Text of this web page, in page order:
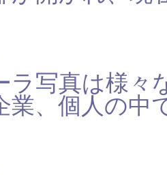
ラ写真は様々
業、個人の中